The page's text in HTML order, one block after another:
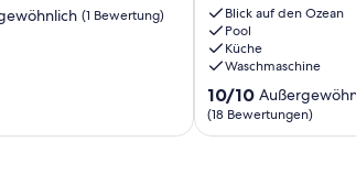
Feel free to visit their website to discover
(1 Bewertung)
the
sea
80m
from
the
beach
of
Blick auf den Ozean
Pool
Küche
Waschmaschine
10.0
von
10,
10/10
(18 Bewertungen)